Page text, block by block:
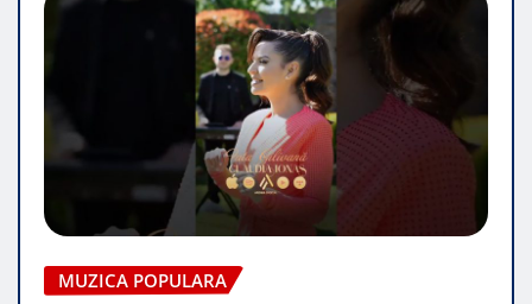
MUZICA POPULARA